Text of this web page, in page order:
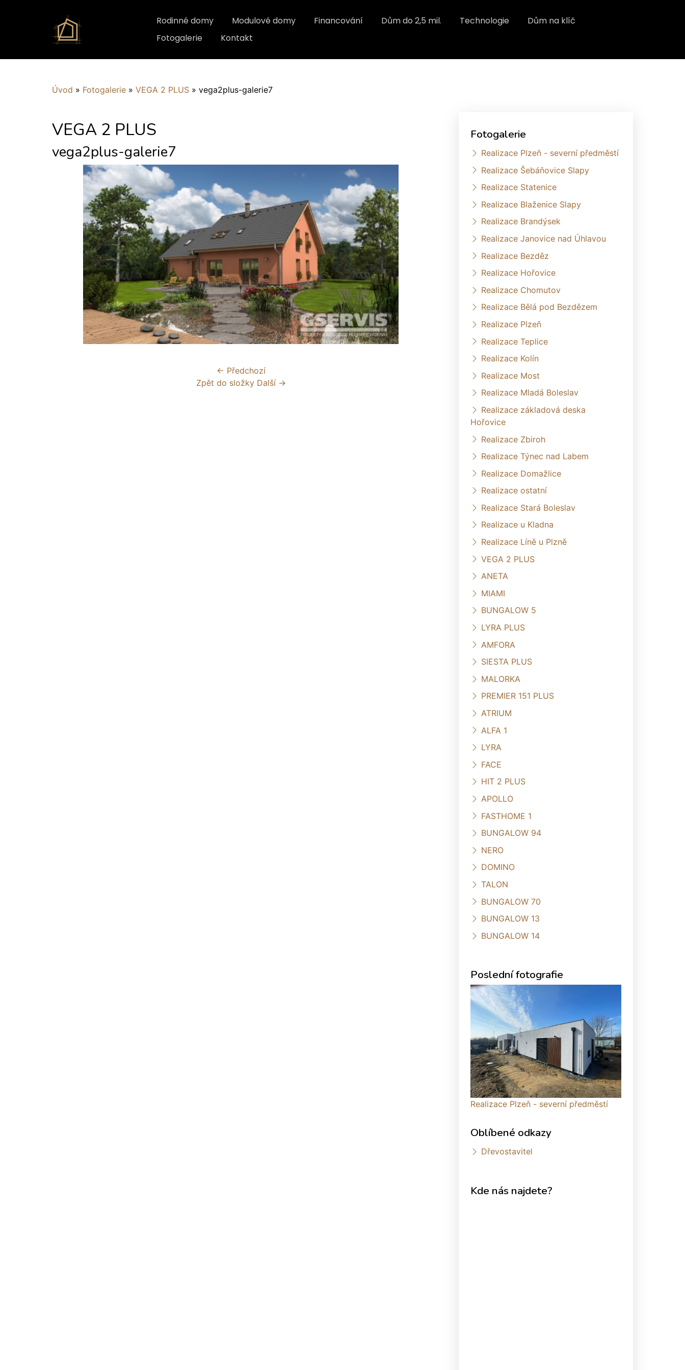
Rodinné domy Modulové domy Financování Dům do 2,5 mil. Technologie
Dům na klíč
Fotogalerie
Kontakt
Úvod » Fotogalerie » VEGA 2 PLUS » vega2plus-galerie7
VEGA 2 PLUS
vega2plus-galerie7
← Předchozí
Zpět do složky Další →
Fotogalerie
Realizace Plzeň - severní předměstí
Realizace Šebáňovice Slapy
Realizace Statenice
Realizace Blaženice Slapy
Realizace Brandýsek
Realizace Janovice nad Úhlavou
Realizace Bezděz
Realizace Hořovice
Realizace Chomutov
Realizace Bělá pod Bezdězem
Realizace Plzeň
Realizace Teplice
Realizace Kolín
Realizace Most
Realizace Mladá Boleslav
Realizace základová deska
Hořovice
Realizace Zbiroh
Realizace Týnec nad Labem
Realizace Domažlice
Realizace ostatní
Realizace Stará Boleslav
Realizace u Kladna
Realizace Líně u Plzně
VEGA 2 PLUS
ANETA
MIAMI
BUNGALOW 5
LYRA PLUS
AMFORA
SIESTA PLUS
MALORKA
PREMIER 151 PLUS
ATRIUM
ALFA 1
LYRA
FACE
HIT 2 PLUS
APOLLO
FASTHOME 1
BUNGALOW 94
NERO
DOMINO
TALON
BUNGALOW 70
BUNGALOW 13
BUNGALOW 14
Poslední fotografie
Realizace Plzeň - severní předměstí
Oblíbené odkazy
Dřevostavitel
Kde nás najdete?